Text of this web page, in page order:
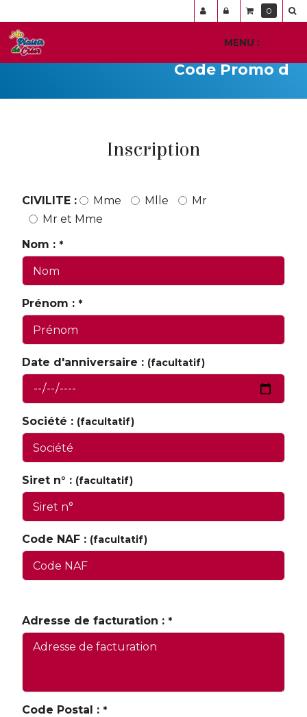
MENU :
Code Promo du
Inscription
CIVILITE : Mme Mlle
Mr
Mr et Mme
Nom : *
Prénom : *
Date d'anniversaire : (facultatif)
Société : (facultatif)
Siret n° : (facultatif)
Code NAF : (facultatif)
Adresse de facturation : *
Code Postal : *
0